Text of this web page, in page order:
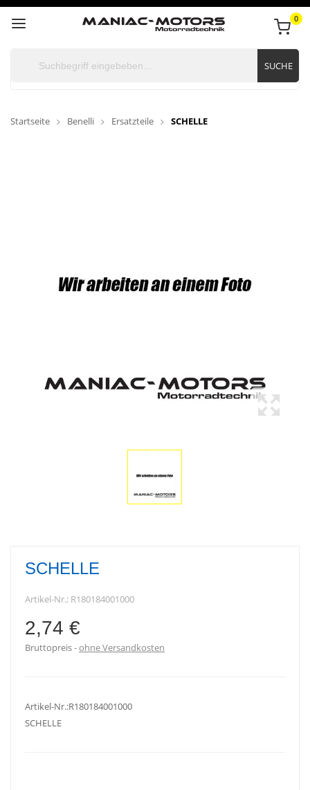
0
SUCHE
Startseite Benelli Ersatzteile SCHELLE
SCHELLE
Artikel-Nr.: R180184001000
2,74 €
Bruttopreis ohne Versandkosten
Artikel-Nr.:R180184001000
SCHELLE